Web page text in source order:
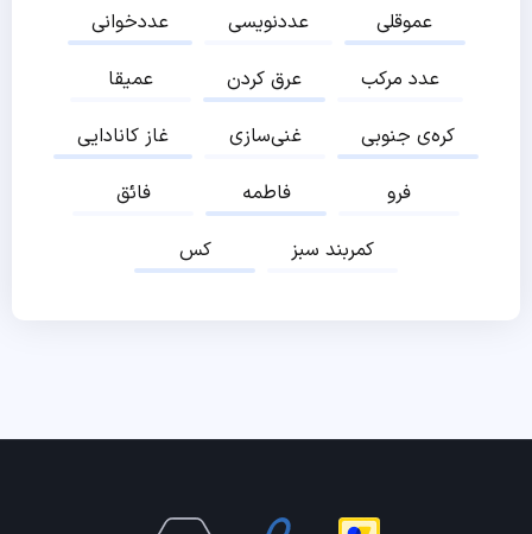
عددخوانی
عددنویسی
عموقلی
عمیقا
عرق کردن
عدد مرکب
غاز کانادایی
غنی‌سازی
کره‌ی جنوبی
فائق
فاطمه
فرو
کس
کمربند سبز